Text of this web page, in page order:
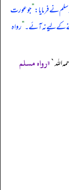
نے فرمایا:”جو عورت
کے لیے نہ آئے۔“رواہ
الله`«رواه مسلم